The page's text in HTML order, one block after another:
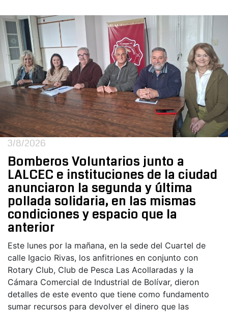
3/8/2026
Bomberos Voluntarios junto a
LALCEC e instituciones de la ciudad
anunciaron la segunda y última
pollada solidaria, en las mismas
condiciones y espacio que la
anterior
Este lunes por la mañana, en la sede del Cuartel de
calle Igacio Rivas, los anfitriones en conjunto con
Rotary Club, Club de Pesca Las Acollaradas y la
Cámara Comercial de Industrial de Bolívar, dieron
detalles de este evento que tiene como fundamento
sumar recursos para devolver el dinero que las